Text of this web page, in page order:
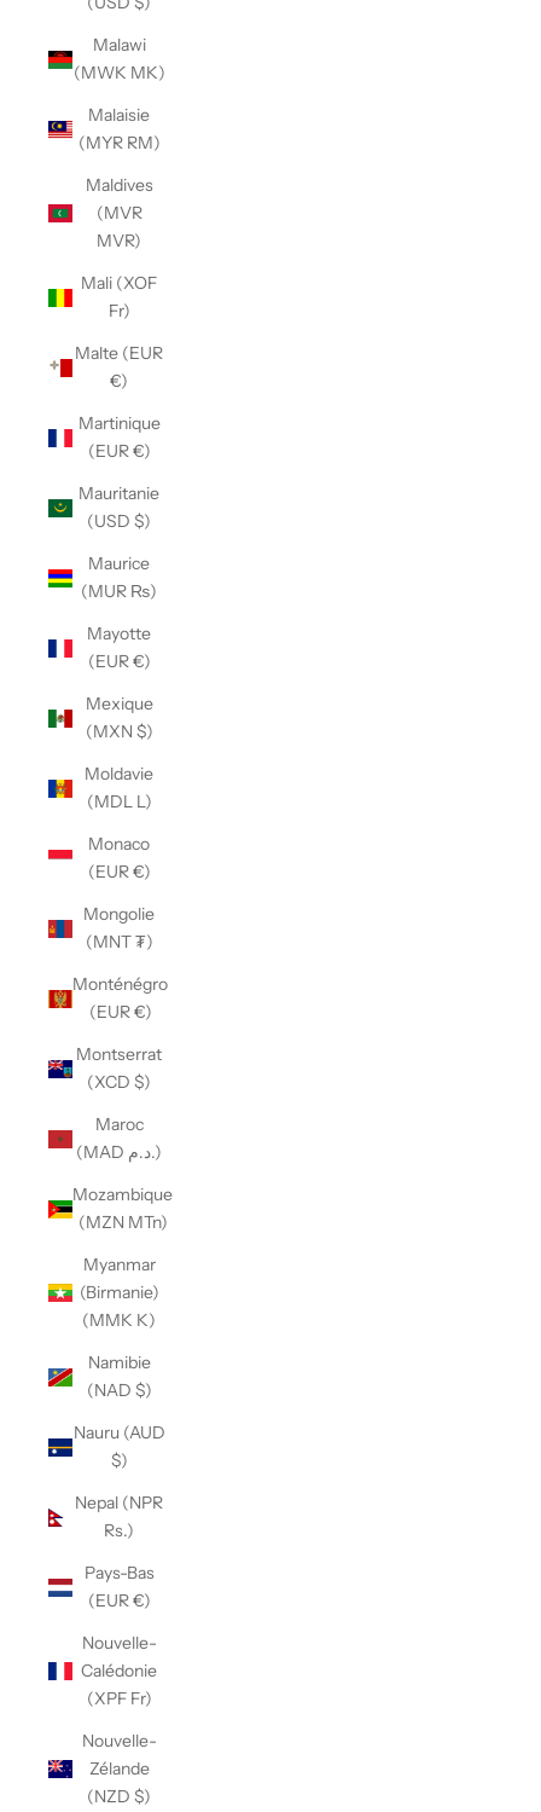
Malawi
(MWK MK)
Malaisie
(MYR RM)
Maldives
(MVR
MVR)
Mali (XOF
Fr)
Malte (EUR
€)
Martinique
(EUR €)
Mauritanie
(USD $)
Maurice
(MUR ₨)
Mayotte
(EUR €)
Mexique
(MXN $)
Moldavie
(MDL L)
Monaco
(EUR €)
Mongolie
(MNT ₮)
Monténégro
(EUR €)
Montserrat
(XCD $)
Maroc
(MAD د.م.)
Mozambique
(MZN MTn)
Myanmar
(Birmanie)
(MMK K)
Namibie
(NAD $)
Nauru (AUD
$)
Nepal (NPR
Rs.)
Pays-Bas
(EUR €)
Nouvelle-
Calédonie
(XPF Fr)
Nouvelle-
Zélande
(NZD $)